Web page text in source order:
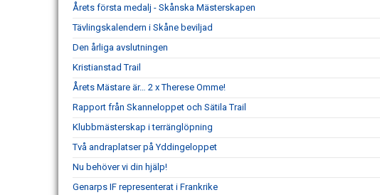
Årets första medalj - Skånska Mästerskapen
Tävlingskalendern i Skåne beviljad
Den årliga avslutningen
Kristianstad Trail
Årets Mästare är… 2 x Therese Omme!
Rapport från Skanneloppet och Sätila Trail
Klubbmästerskap i terränglöpning
Två andraplatser på Yddingeloppet
Nu behöver vi din hjälp!
Genarps IF representerat i Frankrike